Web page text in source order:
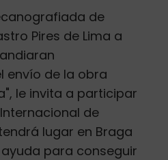
de
Pires de Lima a
envío de la obra
le invita a participar
de
lugar en Braga
ayuda para conseguir